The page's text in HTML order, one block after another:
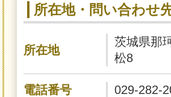
所在地・問い合わせ
所在地
茨城県那
松8
電話番号 029-282-